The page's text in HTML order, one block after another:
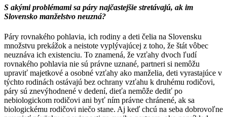
S akými problémami sa páry najčastejšie stretávajú, ak im
Slovensko manželstvo neuzná?
Páry rovnakého pohlavia, ich rodiny a deti čelia na Slovensku
množstvu prekážok a neistote vyplývajúcej z toho, že štát vôbec
neuznáva ich existenciu. To znamená, že vzťahy dvoch ľudí
rovnakého pohlavia nie sú právne uznané, partneri si nemôžu
upraviť majetkové a osobné vzťahy ako manželia, deti vyrastajúce v
týchto rodinách ostávajú bez ochrany vzťahu k druhému rodičovi,
páry sú znevýhodnené v dedení, dieťa nemôže dediť po
nebiologickom rodičovi ani byť ním právne chránené, ak sa
biologickému rodičovi niečo stane. Aj keď chcú na seba dobrovoľne